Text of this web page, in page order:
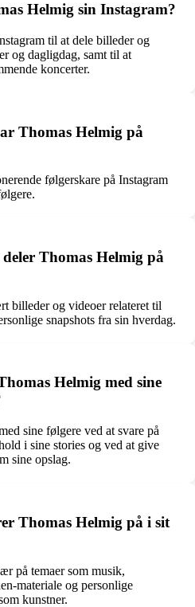
Helmig sin Instagram?
til at dele billeder og
og dagligdag, samt til at
koncerter.
Thomas Helmig på
følgerskare på Instagram
Thomas Helmig på
billeder og videoer relateret til
snapshots fra sin hverdag.
Helmig med sine
sine følgere ved at svare på
i sine stories og ved at give
sine opslag.
Thomas Helmig på i sit
på temaer som musik,
materiale og personlige
kunstner.